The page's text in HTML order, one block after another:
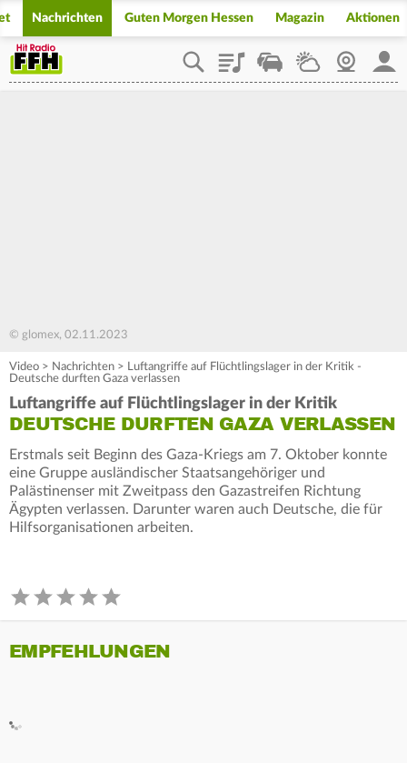
Nachrichten Guten Morgen Hessen Magazin Aktionen
PlaylistStaupilotWetterWebcam
© glomex, 02.11.2023
Video > Nachrichten > Luftangriffe auf Flüchtlingslager in der Kritik -
Deutsche durften Gaza verlassen
Luftangriffe auf Flüchtlingslager in der Kritik
DEUTSCHE DURFTEN GAZA VERLASSEN
Erstmals seit Beginn des Gaza-Kriegs am 7. Oktober konnte
eine Gruppe ausländischer Staatsangehöriger und
Palästinenser mit Zweitpass den Gazastreifen Richtung
Ägypten verlassen. Darunter waren auch Deutsche, die für
Hilfsorganisationen arbeiten.
EMPFEHLUNGEN